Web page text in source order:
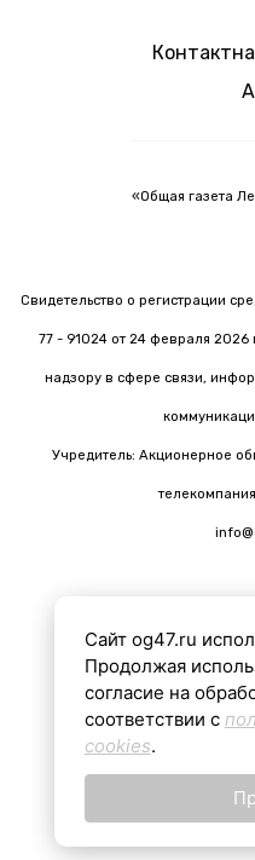
«Общая газета
Свидетельство о регистрации
77 - 91024 от 24 февраля
надзору в сфере связи,
Учредитель: Акционерное
Все материалы на
Сайт og47.ru
Продолжая
согласие на
соответствии с
cookies.